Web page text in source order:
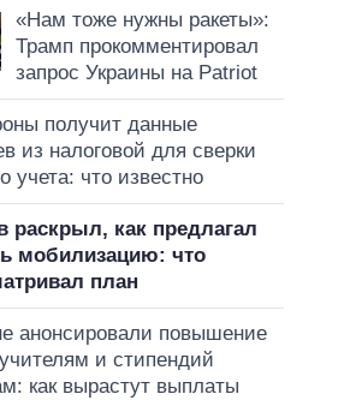
«Нам тоже нужны ракеты»:
Трамп прокомментировал
запрос Украины на Patriot
получит данные
из налоговой для сверки
учета: что известно
раскрыл, как предлагал
мобилизацию: что
план
анонсировали повышение
и стипендий
как вырастут выплаты